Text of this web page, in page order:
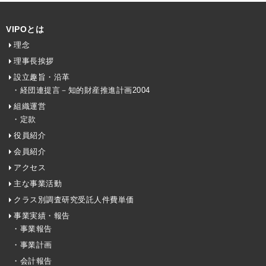
VIPOとは
理念
理事長挨拶
設立趣旨・沿革
・経団連提言－知的財産推進計画2004
組織運営
・定款
役員紹介
会員紹介
アクセス
主な事業活動
クラス別調査研究受託人件費単価
事業実績・報告
・事業報告
・事業計画
・会計報告